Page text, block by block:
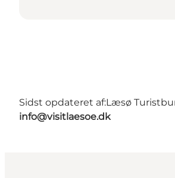
Sidst opdateret af:Læsø
info@visitlaesoe.dk